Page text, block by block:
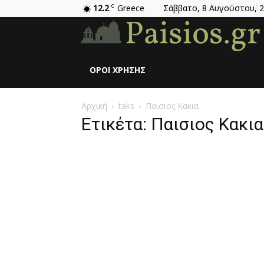
12.2 C Greece Σάββατο, 8 Αυγούστου,
ΌΡΟΙ ΧΡΉΣΗΣ
Αρχική taks Παισιος Κακια
Ετικέτα: Παισιος Κακια